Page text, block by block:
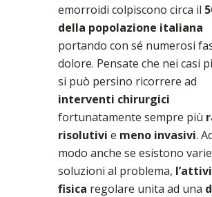
emorroidi colpiscono circa il
della popolazione italiana
portando con sé numerosi
dolore. Pensate che nei casi
si può persino ricorrere ad
interventi chirurgici
fortunatamente sempre più
risolutivi e meno invasivi.
modo anche se esistono varie
soluzioni al problema,
fisica regolare unita ad una